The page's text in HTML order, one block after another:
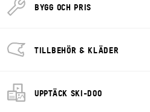
BYGG OCH PRIS
TILLBEHÖR & KLÄDER
UPPTÄCK SKI-DOO
2023 MODELLER